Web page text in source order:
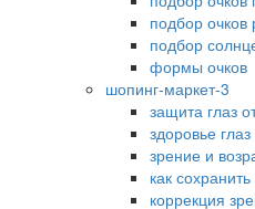
подбор очков
подбор
формы очков
шопинг-маркет-3
защита глаз
здоровье глаз
зрение и
как
коррекция